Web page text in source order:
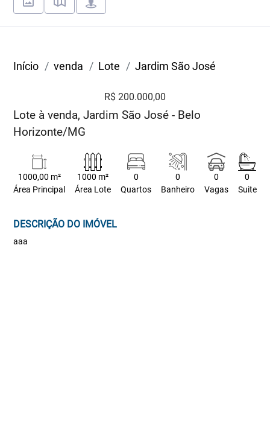
Início venda Lote Jardim São José
R$ 200.000,00
Lote à venda, Jardim São José - Belo
Horizonte/MG
1000,00 m²
Área Principal
1000 m²
Área Lote
0
Quartos
0
Banheiro
0
Vagas
0
Suite
DESCRIÇÃO DO IMÓVEL
aaa